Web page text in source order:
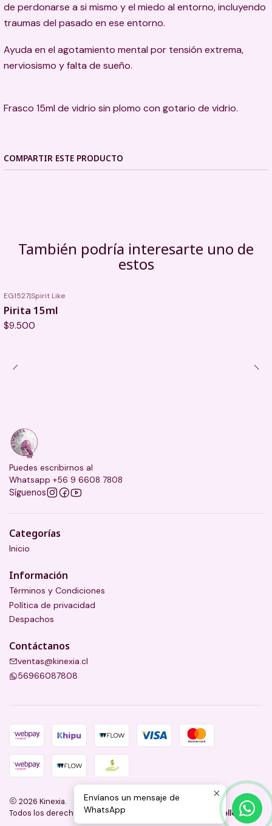
de perdonarse a si mismo y el miedo al entorno, incluyendo
traumas del pasado en ese entorno.
Ayuda en el agotamiento mental por tensión extrema,
nerviosismo y falta de sueño.
Frasco 15ml de vidrio sin plomo con gotario de vidrio.
COMPARTIR ESTE PRODUCTO
También podría interesarte uno de
estos
EG1527|Spirit Like
Pirita 15ml
$9.500
Puedes escribirnos al
Whatsapp +56 9 6608 7808
Síguenos
Categorías
Inicio
Información
Términos y Condiciones
Política de privacidad
Despachos
Contáctanos
ventas@kinexia.cl
56966087808
2026 Kinexia.
Todos los derechos reservados.
Desarrollado por Jumpseller.
Envíanos un mensaje de
WhatsApp